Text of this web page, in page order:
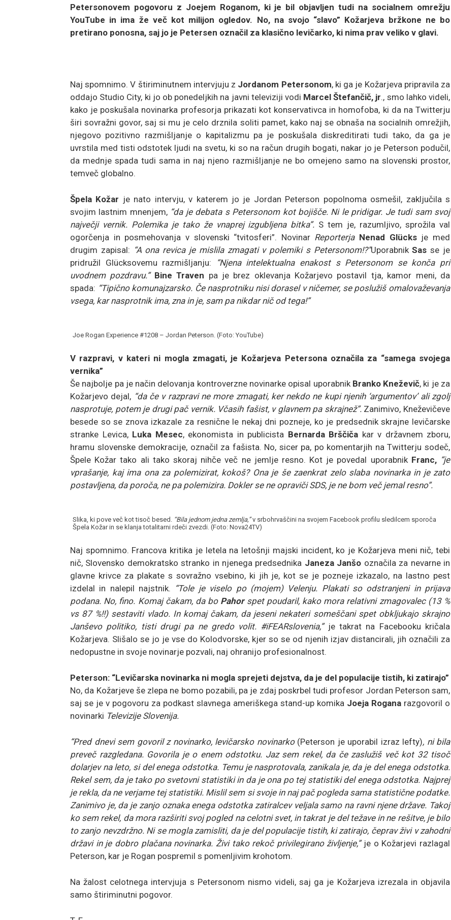
Petersonovem pogovoru z Joejem Roganom, ki je bil objavljen tudi na socialnem omrežju
YouTube in ima že več kot milijon ogledov. No, na svojo “slavo” Kožarjeva bržkone ne bo
pretirano ponosna, saj jo je Petersen označil za klasično levičarko, ki nima prav veliko v glavi.
Naj spomnimo. V štiriminutnem intervjuju z Jordanom Petersonom, ki ga je Kožarjeva pripravila za
oddajo Studio City, ki jo ob ponedeljkih na javni televiziji vodi Marcel Štefančič, jr., smo lahko videli,
kako je poskušala novinarka profesorja prikazati kot konservativca in homofoba, ki da na Twitterju
širi sovražni govor, saj si mu je celo drznila soliti pamet, kako naj se obnaša na socialnih omrežjih,
njegovo pozitivno razmišljanje o kapitalizmu pa je poskušala diskreditirati tudi tako, da ga je
uvrstila med tisti odstotek ljudi na svetu, ki so na račun drugih bogati, nakar jo je Peterson podučil,
da mednje spada tudi sama in naj njeno razmišljanje ne bo omejeno samo na slovenski prostor,
temveč globalno.
Špela Kožar je nato intervju, v katerem jo je Jordan Peterson popolnoma osmešil, zaključila s
svojim lastnim mnenjem, “da je debata s Petersonom kot bojišče. Ni le pridigar. Je tudi sam svoj
največji vernik. Polemika je tako že vnaprej izgubljena bitka”. S tem je, razumljivo, sprožila val
ogorčenja in posmehovanja v slovenski “tvitosferi”. NovinarReporterja Nenad Glücksje med
drugim zapisal: “A ona revica je mislila zmagati v polemiki s Petersonom!?”UporabnikSas se je
pridružil Glücksovemu razmišljanju:
“Njena intelektualna enakost s Petersonom se konča pri
uvodnem pozdravu.” Bine Traven pa je brez oklevanja Kožarjevo postavil tja, kamor meni, da
spada: “Tipično komunajzarsko. Če nasprotniku nisi dorasel v ničemer, se poslužiš omalovaževanja
vsega, kar nasprotnik ima, zna in je, sam pa nikdar nič od tega!”
Joe Rogan Experience #1208 – Jordan Peterson. (Foto: YouTube)
V razpravi, v kateri ni mogla zmagati, je Kožarjeva Petersona označila za “samega svojega
vernika”
Še najbolje pa je način delovanja kontroverzne novinarke opisal uporabnik Branko Kneževič, ki je za
Kožarjevo dejal, “da če v razpravi ne more zmagati, ker nekdo ne kupi njenih ‘argumentov’ ali zgolj
nasprotuje, potem je drugi pač vernik. Včasih fašist, v glavnem pa skrajnež”.Zanimivo, Kneževičeve
besede so se znova izkazale za resnične le nekaj dni pozneje, ko je predsednik skrajne levičarske
stranke Levica, Luka Mesec, ekonomista in publicista Bernarda Brščiča kar v državnem zboru,
hramu slovenske demokracije, označil za fašista. No, sicer pa, po komentarjih na Twitterju sodeč,
Špele Kožar tako ali tako skoraj nihče več ne jemlje resno. Kot je povedal uporabnik Franc, “je
vprašanje, kaj ima ona za polemizirat, kokoš? Ona je še zaenkrat zelo slaba novinarka in je zato
postavljena, da poroča, ne pa polemizira. Dokler se ne opraviči SDS, je ne bom več jemal resno”.
Slika, ki pove več kot tisoč besed. “Bila jednom jedna zemlja,”v srbohrvaščini na svojem Facebook profilu sledilcem sporoča
Špela Kožar in se klanja totalitarni rdeči zvezdi. (Foto: Nova24TV)
Naj spomnimo. Francova kritika je letela na letošnji majski incident, ko je Kožarjeva meni nič, tebi
nič, Slovensko demokratsko stranko in njenega predsednika Janeza Janšo označila za nevarne in
glavne krivce za plakate s sovražno vsebino, ki jih je, kot se je pozneje izkazalo, na lastno pest
izdelal in nalepil najstnik.
“Tole je viselo po (mojem) Velenju. Plakati so odstranjeni in prijava
podana. No, fino. Komaj čakam, da bo Pahorspet poudaril, kako mora relativni zmagovalec (13 %
vs 87 %!!) sestaviti vlado. In komaj čakam, da jeseni nekateri someščani spet obkljukajo skrajno
Janševo politiko, tisti drugi pa ne gredo volit. #iFEARslovenia,”je takrat na Facebooku kričala
Kožarjeva. Slišalo se jo je vse do Kolodvorske, kjer so se od njenih izjav distancirali, jih označili za
nedopustne in svoje novinarje pozvali, naj ohranijo profesionalnost.
Peterson: “Levičarska novinarka ni mogla sprejeti dejstva, da je del populacije tistih, ki zatirajo”
No, da Kožarjeve še zlepa ne bomo pozabili, pa je zdaj poskrbel tudi profesor Jordan Peterson sam,
saj se je v pogovoru za podkast slavnega ameriškega stand-up komika Joeja Rogana razgovoril o
novinarki Televizije Slovenija.
“Pred dnevi sem govoril z novinarko, levičarsko novinarko (Peterson je uporabil izraz lefty), ni bila
preveč razgledana. Govorila je o enem odstotku. Jaz sem rekel, da če zaslužiš več kot 32 tisoč
dolarjev na leto, si del enega odstotka. Temu je nasprotovala, zanikala je, da je del enega odstotka.
Rekel sem, da je tako po svetovni statistiki in da je ona po tej statistiki del enega odstotka. Najprej
je rekla, da ne verjame tej statistiki. Mislil sem si svoje in naj pač pogleda sama statistične podatke.
Zanimivo je, da je zanjo oznaka enega odstotka zatiralcev veljala samo na ravni njene države. Takoj
ko sem rekel, da mora razširiti svoj pogled na celotni svet, in takrat je del težave in ne rešitve, je bilo
to zanjo nevzdržno. Ni se mogla zamisliti, da je del populacije tistih, ki zatirajo, čeprav živi v zahodni
državi in je dobro plačana novinarka. Živi tako rekoč privilegirano življenje,”je o Kožarjevi razlagal
Peterson, kar je Rogan pospremil s pomenljivim krohotom.
Na žalost celotnega intervjuja s Petersonom nismo videli, saj ga je Kožarjeva izrezala in objavila
samo štiriminutni pogovor.